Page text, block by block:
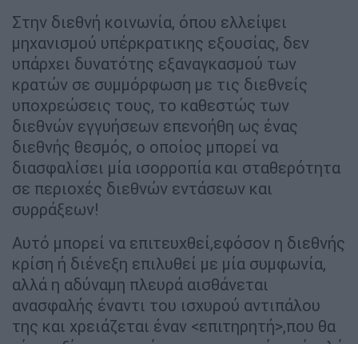
Στην διεθνή κοινωνία, όπου ελλείψει
μηχανισμού υπέρκρατικης εξουσίας, δεν
υπάρχει δυνατότης εξαναγκασμού των
κρατών σε συμμόρφωση με τις διεθνείς
υποχρεώσεις τους, το καθεστώς των
διεθνών εγγυήσεων επενοήθη ως ένας
διεθνής θεσμός, ο οποίος μπορεί να
διασφαλίσει μία ισορροπία και σταθερότητα
σε περιοχές διεθνών εντάσεων και
συρράξεων!
Αυτό μπορεί να επιτευχθεί,εφόσον η διεθνής
κρίση ή διένεξη επιλυθεί με μία συμφωνία,
αλλά η αδύναμη πλευρά αισθάνεται
ανασφαλής έναντι του ισχυρού αντιπάλου
της και χρειάζεται έναν <επιτηρητή>,που θα